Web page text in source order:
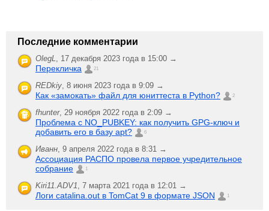
Последние комментарии
OlegL, 17 декабря 2023 года в 15:00 →
Перекличка 21
REDkiy, 8 июня 2023 года в 9:09 →
Как «замокать» файл для юниттеста в Python? 2
fhunter, 29 ноября 2022 года в 2:09 →
Проблема с NO_PUBKEY: как получить GPG-ключ и
добавить его в базу apt?
6
Иванн, 9 апреля 2022 года в 8:31 →
Ассоциация РАСПО провела первое учредительное
собрание
1
Kiri11.ADV1, 7 марта 2021 года в 12:01 →
Логи catalina.out в TomCat 9 в формате JSON 1